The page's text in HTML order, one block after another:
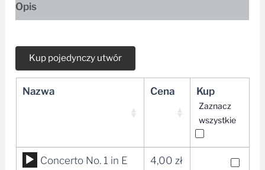
Opis
Nazwa Cena Kup
Zaznacz
wszystkie
Odtwarzacz
Concerto No. 1 in E
4,00 zł